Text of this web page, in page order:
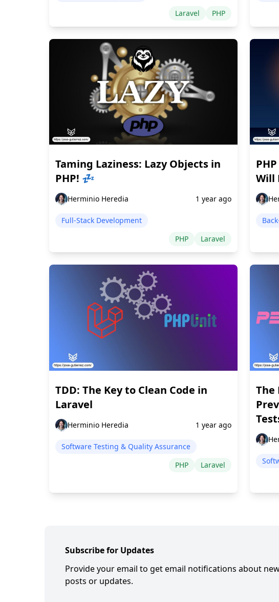
Laravel
PHP
Taming Laziness: Lazy Objects in
PHP! 💤
Herminio Heredia 1 year ago
Full-Stack Development
PHP
Laravel
Will
TDD: The Key to Clean Code in
Laravel
Herminio Heredia 1 year ago
Software Testing & Quality Assurance
PHP
Laravel
The
Subscribe for Updates
Provide your email to get email notifications about
posts or updates.